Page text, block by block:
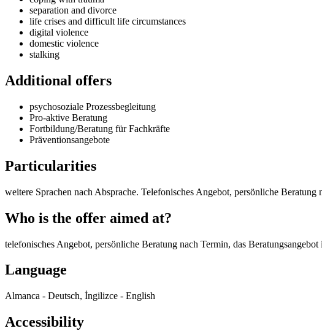
separation and divorce
life crises and difficult life circumstances
digital violence
domestic violence
stalking
Additional offers
psychosoziale Prozessbegleitung
Pro-aktive Beratung
Fortbildung/Beratung für Fachkräfte
Präventionsangebote
Particularities
weitere Sprachen nach Absprache. Telefonisches Angebot, persönliche
Who is the offer aimed at?
telefonisches Angebot, persönliche Beratung nach Termin, das
Language
Almanca - Deutsch, İngilizce - English
Accessibility